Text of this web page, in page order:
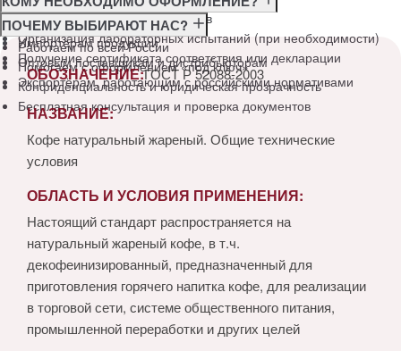
Подготовка и подача документов
Организация лабораторных испытаний (при необходимости)
Получение сертификата соответствия или декларации
Производителям
Импортёрам продукции
Оптовым поставщикам и дистрибьюторам
Экспортёрам, работающим с российскими нормативами
ПОЧЕМУ ВЫБИРАЮТ НАС?
Работаем по всей России
Помогаем с оформлением «под ключ»
Конфиденциальность и юридическая прозрачность
Бесплатная консультация и проверка документов
ОБОЗНАЧЕНИЕ:ГОСТ Р 52088-2003
НАЗВАНИЕ:
Кофе натуральный жареный. Общие технические
условия
ОБЛАСТЬ И УСЛОВИЯ ПРИМЕНЕНИЯ:
Настоящий стандарт распространяется на
натуральный жареный кофе, в т.ч.
декофеинизированный, предназначенный для
приготовления горячего напитка кофе, для реализации
в торговой сети, системе общественного питания,
промышленной переработки и других целей